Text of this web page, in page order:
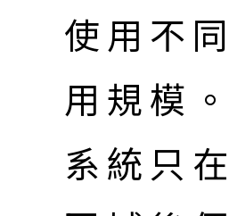
使用不
用規模
系統只